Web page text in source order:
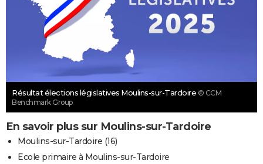
Résultat élections législatives Moulins-sur-Tardoire © CCM
Benchmark Group
En savoir plus sur Moulins-sur-Tardoire
Moulins-sur-Tardoire (16)
Ecole primaire à Moulins-sur-Tardoire